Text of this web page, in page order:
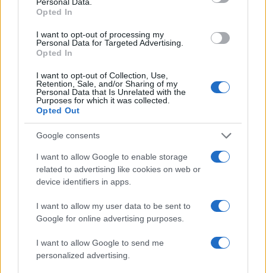
Opted In
I want to opt-out of processing my
Personal Data for Targeted Advertising.
Opted In
I want to opt-out of Collection, Use,
Retention, Sale, and/or Sharing of my
Personal Data that Is Unrelated with the
Purposes for which it was collected.
Opted Out
Google consents
I want to allow Google to enable storage
related to advertising like cookies on web or
device identifiers in apps.
I want to allow my user data to be sent to
Google for online advertising purposes.
I want to allow Google to send me
personalized advertising.
Kategorije: Novice
Ključne besede: EXIIT Group
gradbišče
kulturni center
občina ravne
župan
Več iz kraja Ravne na Koroškem
Kovinska ograja po meri: kako